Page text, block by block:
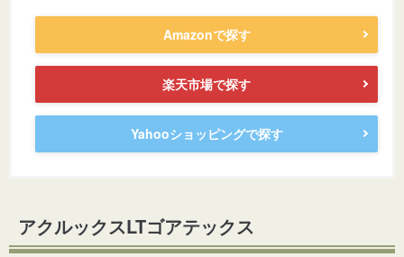
Amazonで探す
楽天市場で探す
Yahooショッピングで探す
アクルックスLTゴアテックス